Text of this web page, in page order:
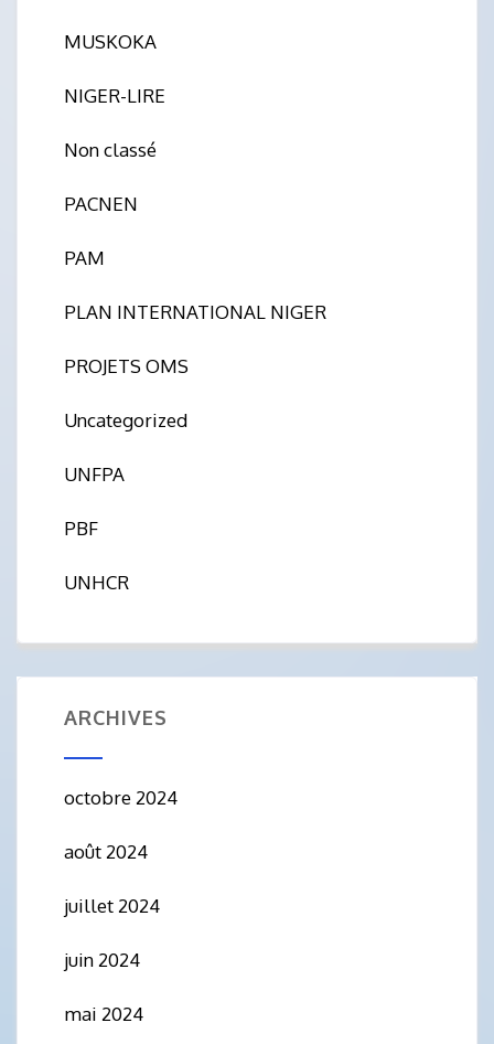
MUSKOKA
NIGER-LIRE
Non classé
PACNEN
PAM
PLAN INTERNATIONAL NIGER
PROJETS OMS
Uncategorized
UNFPA
PBF
UNHCR
ARCHIVES
octobre 2024
août 2024
juillet 2024
juin 2024
mai 2024